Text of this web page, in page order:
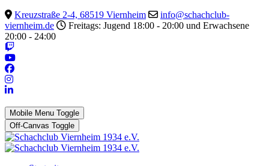
Kreuzstraße 2-4, 68519 Viernheim
info@schachclub-
viernheim.de
Freitags: Jugend 18:00 - 20:00 und Erwachsene
20:00 - 24:00
Mobile Menu Toggle
Off-Canvas Toggle